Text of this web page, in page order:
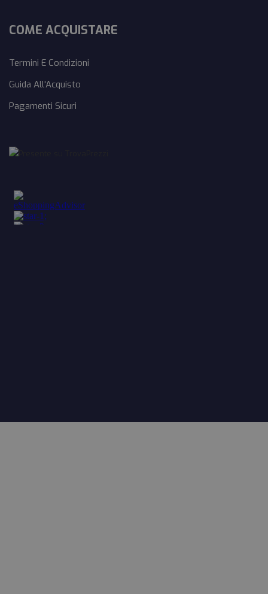
COME ACQUISTARE
Termini E Condizioni
Guida All'Acquisto
Pagamenti Sicuri